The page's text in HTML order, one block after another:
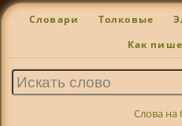
Словари Толковые
Как
Слова на